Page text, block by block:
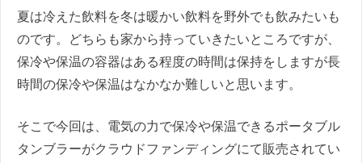
夏は冷えた飲料を冬は暖かい飲料を野外でも飲みたいも
のです。どちらも家から持っていきたいところですが、
保冷や保温の容器はある程度の時間は保持をしますが長
時間の保冷や保温はなかなか難しいと思います。
そこで今回は、電気の力で保冷や保温できるポータブル
タンブラーがクラウドファンディングにて販売されてい